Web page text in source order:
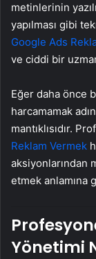
metinlerinin
yapılması gibi
Google Ads
ve ciddi bir
Eğer daha önce
harcamamak
mantıklısıdır.
Reklam Vermek
aksiyonlarından
etmek anlamına
Yönetimi